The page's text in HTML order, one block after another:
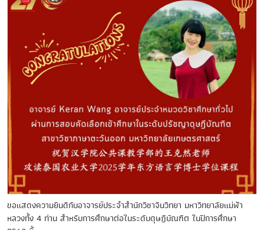
ขอแสดงความยินดีกับอาจารย์ประจำสำนักวิชาจีนวิทยา มหาวิทยาลัยแม่ฟ้า
หลวงทั้ง 4 ท่าน สำหรับการศึกษาต่อในระดับดุษฎีบัณฑิต ในปีการศึกษา